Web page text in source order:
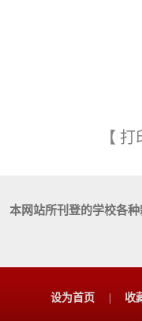
【 打
本网站所刊登的学校各
设为首页 收